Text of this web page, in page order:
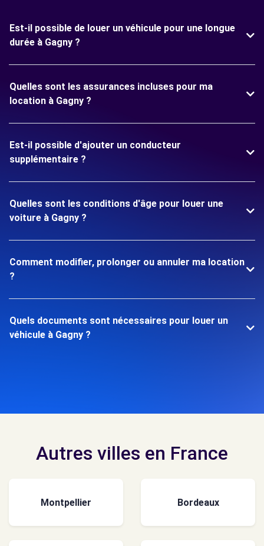
Est-il possible de louer un véhicule pour une longue
durée à Gagny ?
Quelles sont les assurances incluses pour ma
location à Gagny ?
Est-il possible d'ajouter un conducteur
supplémentaire ?
Quelles sont les conditions d'âge pour louer une
voiture à Gagny ?
Comment modifier, prolonger ou annuler ma location
?
Quels documents sont nécessaires pour louer un
véhicule à Gagny ?
Autres villes en France
Montpellier Bordeaux